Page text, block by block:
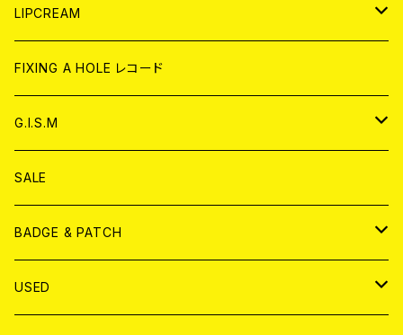
CD
ANALOG
WORLD
CD
ANALOG
JAPAN
CD
ANALOG
WORLD
CD
ANALOG
LIPCREAM
CD
アナログ
DVD
T-shirt & WEAR
FIXING A HOLE レコード
G.I.S.M
CD
ANALOG
T-SHIRT & WEAR
SALE
BADGE & PATCH
BADGE
USED